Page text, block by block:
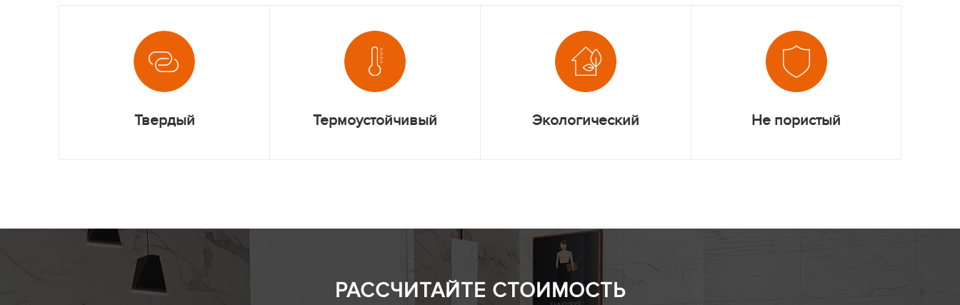
Твердый Термоустойчивый Экологический Не пористый
РАССЧИТАЙТЕ СТОИМОСТЬ